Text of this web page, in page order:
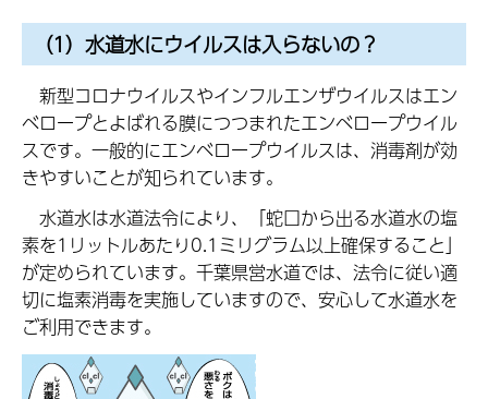
（1）水道水にウイルスは入らないの？
新型コロナウイルスやインフルエンザウイルスはエン
ベロープとよばれる膜につつまれたエンベロープウイル
スです。一般的にエンベロープウイルスは、消毒剤が効
きやすいことが知られています。
水道水は水道法令により、「蛇口から出る水道水の塩
素を1リットルあたり0.1ミリグラム以上確保すること」
が定められています。千葉県営水道では、法令に従い適
切に塩素消毒を実施していますので、安心して水道水を
ご利用できます。